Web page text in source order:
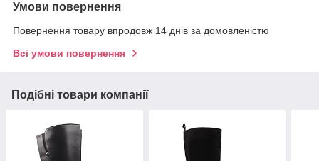
Умови повернення
Повернення товару впродовж 14 днів за домовленістю
Всі умови повернення
Подібні товари компанії